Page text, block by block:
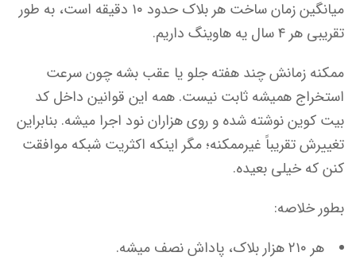
میانگین زمان ساخت هر بلاک حدود ۱۰ دقیقه است، به طور
تقریبی هر ۴ سال یه هاوینگ داریم.
ممکنه زمانش چند هفته جلو یا عقب بشه چون سرعت
استخراج همیشه ثابت نیست. همه این قوانین داخل کد
بیت کوین نوشته شده و روی هزاران نود اجرا میشه. بنابراین
تغییرش تقریباً غیرممکنه؛ مگر اینکه اکثریت شبکه موافقت
کنن که خیلی بعیده.
بطور خلاصه:
هر ۲۱۰ هزار بلاک، پاداش نصف میشه.